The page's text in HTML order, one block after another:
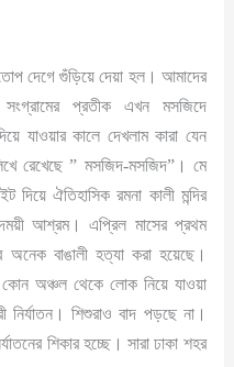
তোপ দেগে গুঁড়িয়ে দেয়া হল। আমাদের
প্রতীক এখন মসজিদে
যাওয়ার কালে দেখলাম কারা যেন
রেখেছে ” মসজিদ-মসজিদ”। মে
দিয়ে ঐতিহাসিক রমনা কালী মন্দির
আশ্রম। এপ্রিল মাসের প্রথম
অনেক বাঙালী হত্যা করা হয়েছে।
অঞ্চল থেকে লোক নিয়ে যাওয়া
শিশুরাও বাদ পড়ছে না।
শিকার হচ্ছে। সারা ঢাকা শহর